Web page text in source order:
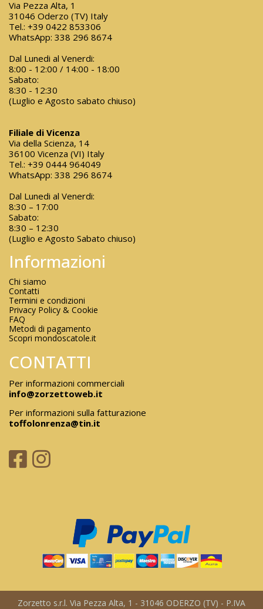
Via Pezza Alta, 1
31046 Oderzo (TV) Italy
Tel.: +39 0422 853306
WhatsApp: 338 296 8674
Dal Lunedi al Venerdi:
8:00 - 12:00 / 14:00 - 18:00
Sabato:
8:30 - 12:30
(Luglio e Agosto sabato chiuso)
Filiale di Vicenza
Via della Scienza, 14
36100 Vicenza (VI) Italy
Tel.: +39 0444 964049
WhatsApp: 338 296 8674
Dal Lunedi al Venerdi:
8:30 – 17:00
Sabato:
8:30 – 12:30
(Luglio e Agosto Sabato chiuso)
Informazioni
Chi siamo
Contatti
Termini e condizioni
Privacy Policy & Cookie
FAQ
Metodi di pagamento
Scopri mondoscatole.it
CONTATTI
Per informazioni commerciali
info@zorzettoweb.it
Per informazioni sulla fatturazione
toffolonrenza@tin.it
Zorzetto s.r.l. Via Pezza Alta, 1 - 31046 ODERZO (TV) - P.IVA